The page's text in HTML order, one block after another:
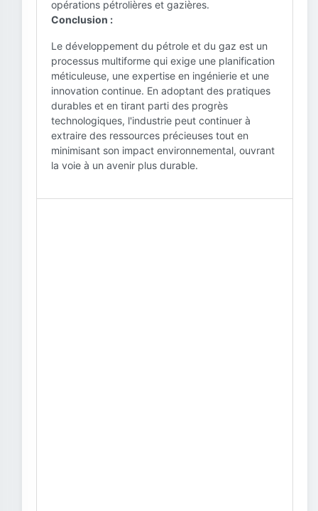
opérations pétrolières et gazières.
Conclusion :
Le développement du pétrole et du gaz est un
processus multiforme qui exige une planification
méticuleuse, une expertise en ingénierie et une
innovation continue. En adoptant des pratiques
durables et en tirant parti des progrès
technologiques, l'industrie peut continuer à
extraire des ressources précieuses tout en
minimisant son impact environnemental, ouvrant
la voie à un avenir plus durable.